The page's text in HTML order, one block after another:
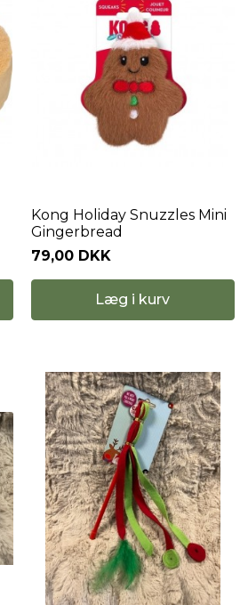
Kong Holiday Snuzzles Mini
Gingerbread
79,00 DKK
Læg i kurv